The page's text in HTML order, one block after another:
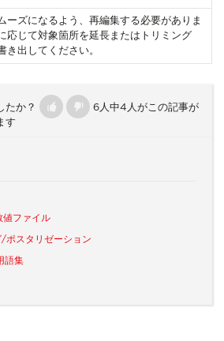
ーズになるよう、再編集する必要がありま
応じて対象箇所を延長またはトリミング
き出してください。
たか？
6人中4人がこの記事が
す
値ファイル
スタリゼーション
語集